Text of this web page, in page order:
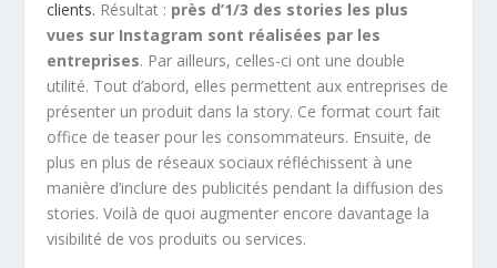
clients. Résultat : près d’1/3 des stories les plus
vues sur Instagram sont réalisées par les
entreprises. Par ailleurs, celles-ci ont une double
utilité. Tout d’abord, elles permettent aux entreprises de
présenter un produit dans la story. Ce format court fait
office de teaser pour les consommateurs. Ensuite, de
plus en plus de réseaux sociaux réfléchissent à une
manière d’inclure des publicités pendant la diffusion des
stories. Voilà de quoi augmenter encore davantage la
visibilité de vos produits ou services.